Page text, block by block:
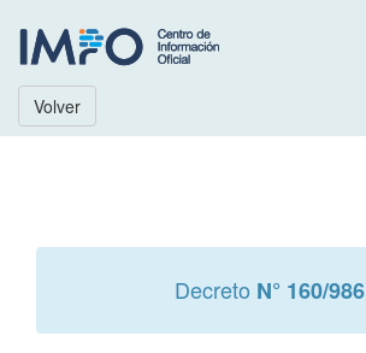
Volver
Decreto N° 160/986